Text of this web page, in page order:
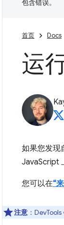
包含错误。
首页 Docs
运
如果您发现
JavaScript
您可以在“
注意 ：